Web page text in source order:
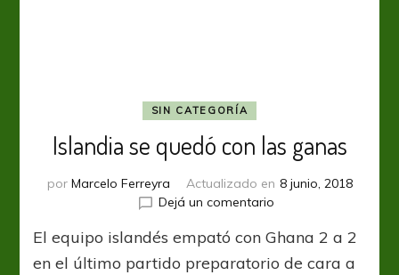
SIN CATEGORÍA
Islandia se quedó con las ganas
por Marcelo Ferreyra Actualizado en 8 junio, 2018
Dejá un comentarioen
se
quedó
El equipo islandés empató con Ghana 2 a 2
en el último partido preparatorio de cara a